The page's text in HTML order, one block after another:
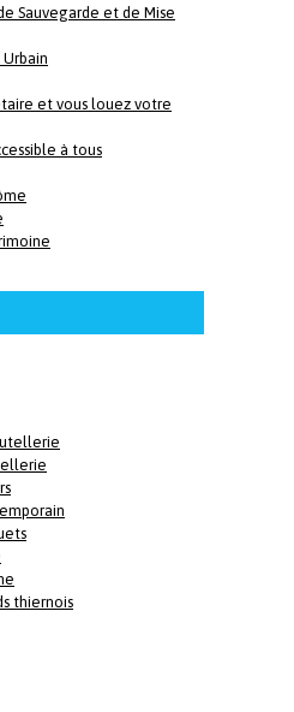
Sauvegarde et de Mise
et vous louez votre
à tous
thiernois